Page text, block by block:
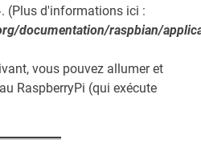
(Plus d'informations ici :
documentation/raspbian/
vous pouvez allumer et
RaspberryPi (qui exécute